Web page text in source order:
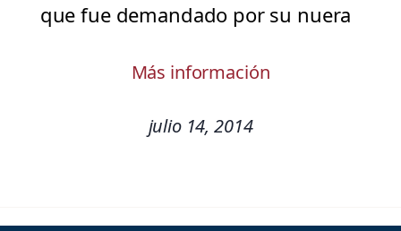
que fue demandado por su nuera
Más información
julio 14, 2014